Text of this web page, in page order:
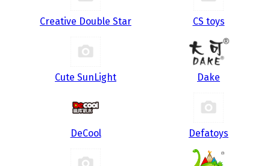
Creative Double Star CS toys
Cute SunLight Dake
DeCool Defatoys